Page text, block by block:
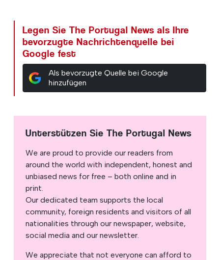
Legen Sie The Portugal News als Ihre
bevorzugte Nachrichtenquelle bei
Google fest
Als bevorzugte Quelle bei Google
hinzufügen
Unterstützen Sie The Portugal News
We are proud to provide our readers from
around the world with independent, honest and
unbiased news for free – both online and in
print.
Our dedicated team supports the local
community, foreign residents and visitors of all
nationalities through our newspaper, website,
social media and our newsletter.
We appreciate that not everyone can afford to